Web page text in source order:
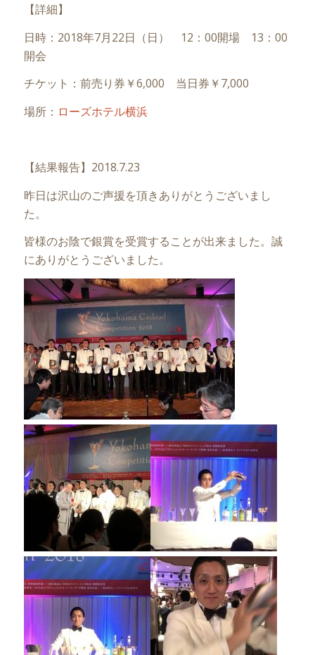
【詳細】
日時：2018年7月22日（日） 12：00開場 13：00
開会
チケット：前売り券￥6,000 当日券￥7,000
場所： ローズホテル横浜
【結果報告】2018.7.23
昨日は沢山のご声援を頂きありがとうございまし
た。
皆様のお陰で銀賞を受賞することが出来ました。誠
にありがとうございました。